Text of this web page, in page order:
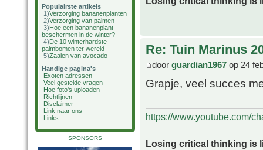
Populairste artikels
1)Verzorging bananenplanten
2)Verzorging van palmen
3)Hoe een bananenplant
beschermen in de winter?
4)De 10 winterhardste
palmbomen ter wereld
5)Zaaien van avocado
Handige pagina's
Exoten adressen
Veel gestelde vragen
Hoe foto's uploaden
Richtlijnen
Disclaimer
Link naar ons
Links
SPONSORS
Re: Tuin Marinus
door guardian1967 op 24
Grapje, veel succes
https://www.youtube.com/
Losing critical thinking is